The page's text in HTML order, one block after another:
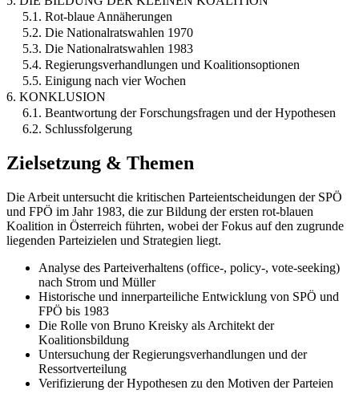
5.1. Rot-blaue Annäherungen
5.2. Die Nationalratswahlen 1970
5.3. Die Nationalratswahlen 1983
5.4. Regierungsverhandlungen und Koalitionsoptionen
5.5. Einigung nach vier Wochen
6. KONKLUSION
6.1. Beantwortung der Forschungsfragen und der Hypothesen
6.2. Schlussfolgerung
Zielsetzung & Themen
Die Arbeit untersucht die kritischen Parteientscheidungen der SPÖ
und FPÖ im Jahr 1983, die zur Bildung der ersten rot-blauen
Koalition in Österreich führten, wobei der Fokus auf den zugrunde
liegenden Parteizielen und Strategien liegt.
Analyse des Parteiverhaltens (office-, policy-, vote-seeking)
nach Strom und Müller
Historische und innerparteiliche Entwicklung von SPÖ und
FPÖ bis 1983
Die Rolle von Bruno Kreisky als Architekt der
Koalitionsbildung
Untersuchung der Regierungsverhandlungen und der
Ressortverteilung
Verifizierung der Hypothesen zu den Motiven der Parteien